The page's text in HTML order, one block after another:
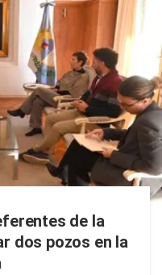
de la
dos pozos en la